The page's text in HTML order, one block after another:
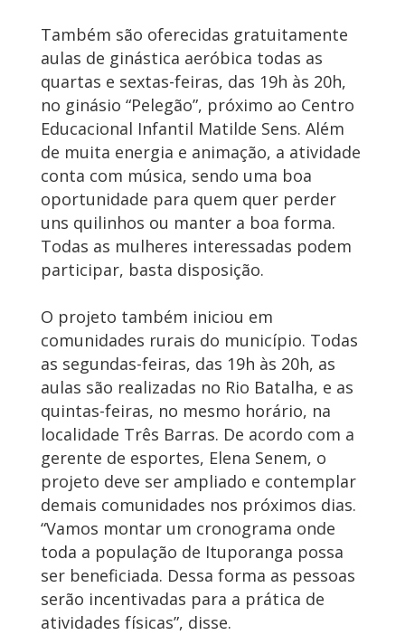
Também são oferecidas gratuitamente
aulas de ginástica aeróbica todas as
quartas e sextas-feiras, das 19h às 20h,
no ginásio “Pelegão”, próximo ao Centro
Educacional Infantil Matilde Sens. Além
de muita energia e animação, a atividade
conta com música, sendo uma boa
oportunidade para quem quer perder
uns quilinhos ou manter a boa forma.
Todas as mulheres interessadas podem
participar, basta disposição.
O projeto também iniciou em
comunidades rurais do município. Todas
as segundas-feiras, das 19h às 20h, as
aulas são realizadas no Rio Batalha, e as
quintas-feiras, no mesmo horário, na
localidade Três Barras. De acordo com a
gerente de esportes, Elena Senem, o
projeto deve ser ampliado e contemplar
demais comunidades nos próximos dias.
“Vamos montar um cronograma onde
toda a população de Ituporanga possa
ser beneficiada. Dessa forma as pessoas
serão incentivadas para a prática de
atividades físicas”, disse.